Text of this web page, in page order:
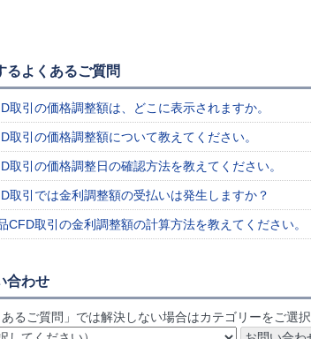
るよくあるご質問
取引の価格調整額は、どこに表示されますか。
取引の価格調整額について教えてください。
取引の価格調整日の確認方法を教えてください。
取引では金利調整額の受払いは発生しますか？
CFD取引の金利調整額の計算方法を教えてください。
合わせ
あるご質問」では解決しない場合はカテゴリーをご選